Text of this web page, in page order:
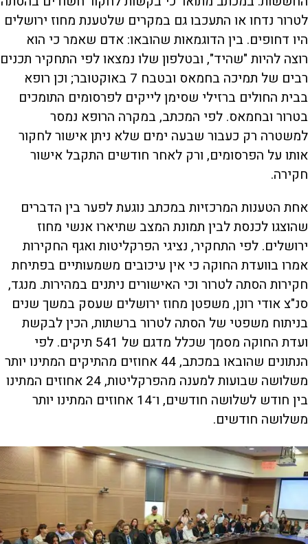
לטרור נדחו או התעכבו גם במקרים שלטענת מחוז ירושלים
היו דחופים. בין הדוגמאות שהובאו: אדם שאמר כי הוא
רוצה להיות "שהיד", ובטלפון שלו נמצאו לפי התחקיר תכנים
רבים של תמיכה בחמאס ובטבח 7 באוקטובר; וכן רופא
בבית החולים ברזילי שסימן לייקים לפרסומים התומכים
בטרור ובחמאס. לפי המכתב, במקרה הרופא נמסר
למשטרה רק כעבור שבעה ימים שלא ניתן אישור לחקור
אותו על הפרסומים, ורק לאחר חודשים התקבל אישור
חקירה.
אחת הטענות המרכזיות במכתב נוגעת לפער בין הדברים
שהוצגו לכנסת לבין תמונת המצב שתיארו אנשי מחוז
ירושלים. לפי התחקיר, נציגי הפרקליטות ואגף החקירות
אמרו בוועדת החוקה כי אין עיכובים משמעותיים בפתיחת
חקירות הסתה לטרור וכי האישורים ניתנים במהירות. מנגד,
סנ"צ אודי רונן, משפטן מחוז ירושלים שעסק במשך שנים
בניתוח משפטי של הסתה לטרור ברשתות, הכין לבקשת
ועדת החוקה מסמך שכלל מדגם של 541 תיקים. לפי
הנתונים שהובאו במכתב, 44 אחוזים מהתיקים המתינו יותר
משלושה שבועות למענה מהפרקליטות, 24 אחוזים המתינו
בין חודש לשלושה חודשים, ו־14 אחוזים המתינו יותר
משלושה חודשים.